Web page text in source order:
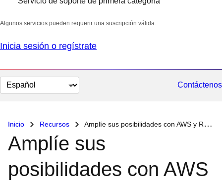
Algunos servicios pueden requerir una suscripción válida.
Inicia sesión o regístrate
Cambiar
el
Contáctenos
Inicio Recursos Amplíe sus posibilidades con AWS y Red Hat
Amplíe sus
posibilidades con AWS